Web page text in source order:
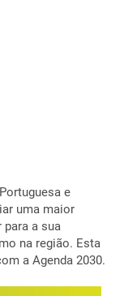
e
uma maior
a sua
na região. Esta
a Agenda 2030.